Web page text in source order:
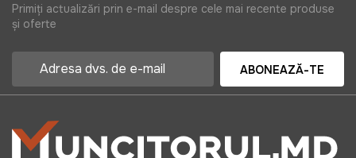
Primiți actualizări prin e-mail despre cele mai recente produse
și oferte
ABONEAZĂ-TE